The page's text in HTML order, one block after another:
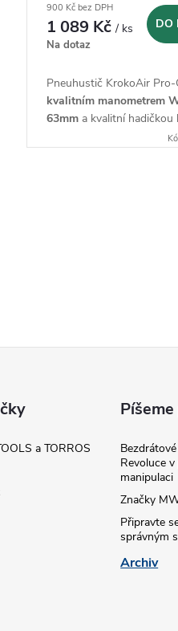
900 Kč bez DPH
1 089 Kč/ ks
Na dotaz
DO
Pneuhustič KrokoAir Pro-
kvalitním manometrem
63mm a kvalitní hadičkou
a TORROS
Revoluce
manipulaci
Značky
Připravte
správným
Archiv